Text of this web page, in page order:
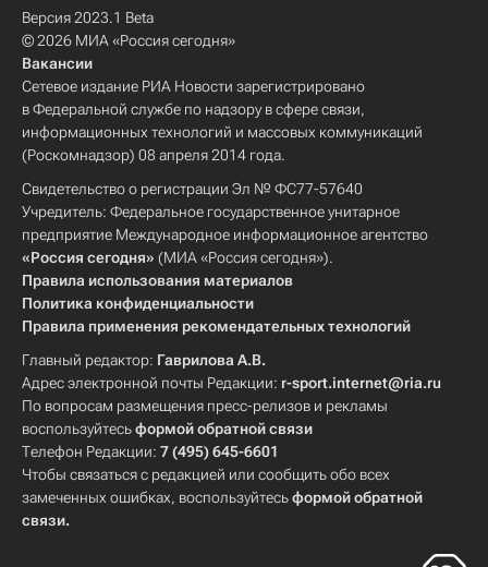
Версия 2023.1 Beta
© 2026 МИА «Россия сегодня»
Вакансии
Сетевое издание РИА Новости зарегистрировано
в Федеральной службе по надзору в сфере связи,
информационных технологий и массовых коммуникаций
(Роскомнадзор) 08 апреля 2014 года.
Свидетельство о регистрации Эл № ФС77-57640
Учредитель: Федеральное государственное унитарное
предприятие Международное информационное агентство
«Россия сегодня» (МИА «Россия сегодня»).
Правила использования материалов
Политика конфиденциальности
Правила применения рекомендательных технологий
Главный редактор: Гаврилова А.В.
Адрес электронной почты Редакции: r-sport.internet@ria.ru
По вопросам размещения пресс-релизов и рекламы
воспользуйтесьформой обратной связи
Телефон Редакции: 7 (495) 645-6601
Чтобы связаться с редакцией или сообщить обо всех
замеченных ошибках, воспользуйтесьформой обратной
связи.